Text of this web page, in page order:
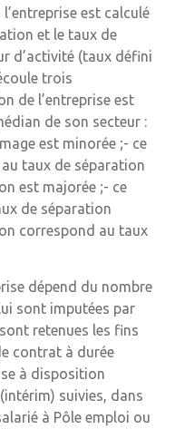
est calculé
et le taux de
d’activité (taux défini
trois
de l’entreprise est
de son secteur :
est minorée ;- ce
taux de séparation
est majorée ;- ce
de séparation
correspond au taux
dépend du nombre
sont imputées par
retenues les fins
contrat à durée
à disposition
suivies, dans
à Pôle emploi ou